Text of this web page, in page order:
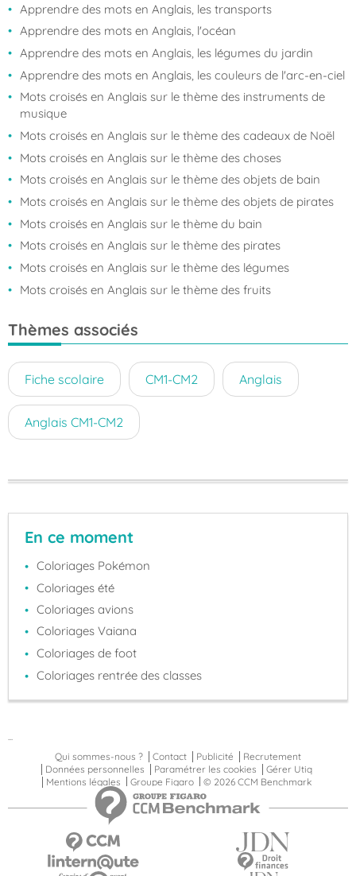
Apprendre des mots en Anglais, les transports
Apprendre des mots en Anglais, l'océan
Apprendre des mots en Anglais, les légumes du jardin
Apprendre des mots en Anglais, les couleurs de l'arc-en-ciel
Mots croisés en Anglais sur le thème des instruments de
musique
Mots croisés en Anglais sur le thème des cadeaux de Noël
Mots croisés en Anglais sur le thème des choses
Mots croisés en Anglais sur le thème des objets de bain
Mots croisés en Anglais sur le thème des objets de pirates
Mots croisés en Anglais sur le thème du bain
Mots croisés en Anglais sur le thème des pirates
Mots croisés en Anglais sur le thème des légumes
Mots croisés en Anglais sur le thème des fruits
Thèmes associés
Fiche scolaire CM1-CM2 Anglais
Anglais CM1-CM2
En ce moment
Coloriages Pokémon
Coloriages été
Coloriages avions
Coloriages Vaiana
Coloriages de foot
Coloriages rentrée des classes
...
Qui sommes-nous ?
Contact Publicité
Recrutement
Données personnelles
Paramétrer les cookies
Gérer Utiq
Mentions légales
Groupe Figaro © 2026 CCM Benchmark